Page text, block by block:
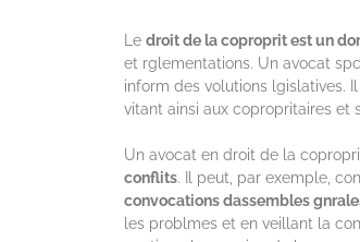
Le droit de la coproprit est un
et rglementations. Un avocat
inform des volutions lgislatives.
vitant ainsi aux copropritaires et
Un avocat en droit de la
conflits. Il peut, par exemple,
convocations dassembles
les problmes et en veillant la